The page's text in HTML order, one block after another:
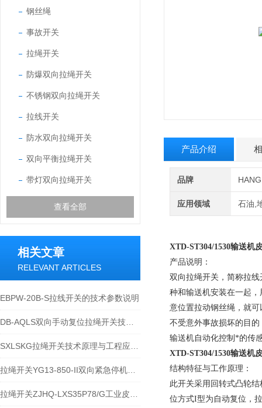
钢丝绳
事故开关
拉绳开关
防爆双向拉绳开关
不锈钢双向拉绳开关
拉线开关
防水双向拉绳开关
双向平衡拉绳开关
带灯双向拉绳开关
查看全部
相关文章
RELEVANT ARTICLES
EBPW-20B-S拉线开关的技术参数说明
产品介绍
品牌
应用领域 石油,
XTD-ST304/1530输送机
产品说明：
双向拉绳开关，简称拉
种和输送机安装在一起
意位置拉动钢丝绳，就
不受意外事故损坏的目
输送机自动化控制*的传
XTD-ST304/1530输送机
结构特征与工作原理：
此开关采用回转式凸轮
位方式I型为自动复位，